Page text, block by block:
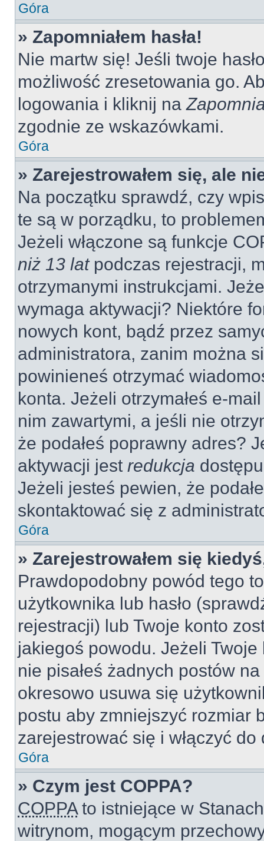
Góra
» Zapomniałem hasła!
Nie martw się! Jeśli twoje
możliwość zresetowania go.
logowania i kliknij na
zgodnie ze wskazówkami.
Góra
» Zarejestrowałem się, ale
Na początku sprawdź, czy
te są w porządku, to
Jeżeli włączone są funkcje
niż 13 latpodczas rejestracji,
otrzymanymi instrukcjami.
wymaga aktywacji? Niektóre
nowych kont, bądź przez
administratora, zanim można
powinieneś otrzymać
konta. Jeżeli otrzymałeś e-
nim zawartymi, a jeśli nie
że podałeś poprawny adres?
aktywacji jest redukcja
Jeżeli jesteś pewien, że
skontaktować się z
Góra
» Zarejestrowałem się
Prawdopodobny powód tego
użytkownika lub hasło
rejestracji) lub Twoje konto
jakiegoś powodu. Jeżeli
nie pisałeś żadnych postów
okresowo usuwa się
postu aby zmniejszyć rozmiar
zarejestrować się i włączyć
Góra
» Czym jest COPPA?
COPPAto istniejące w
witrynom, mogącym